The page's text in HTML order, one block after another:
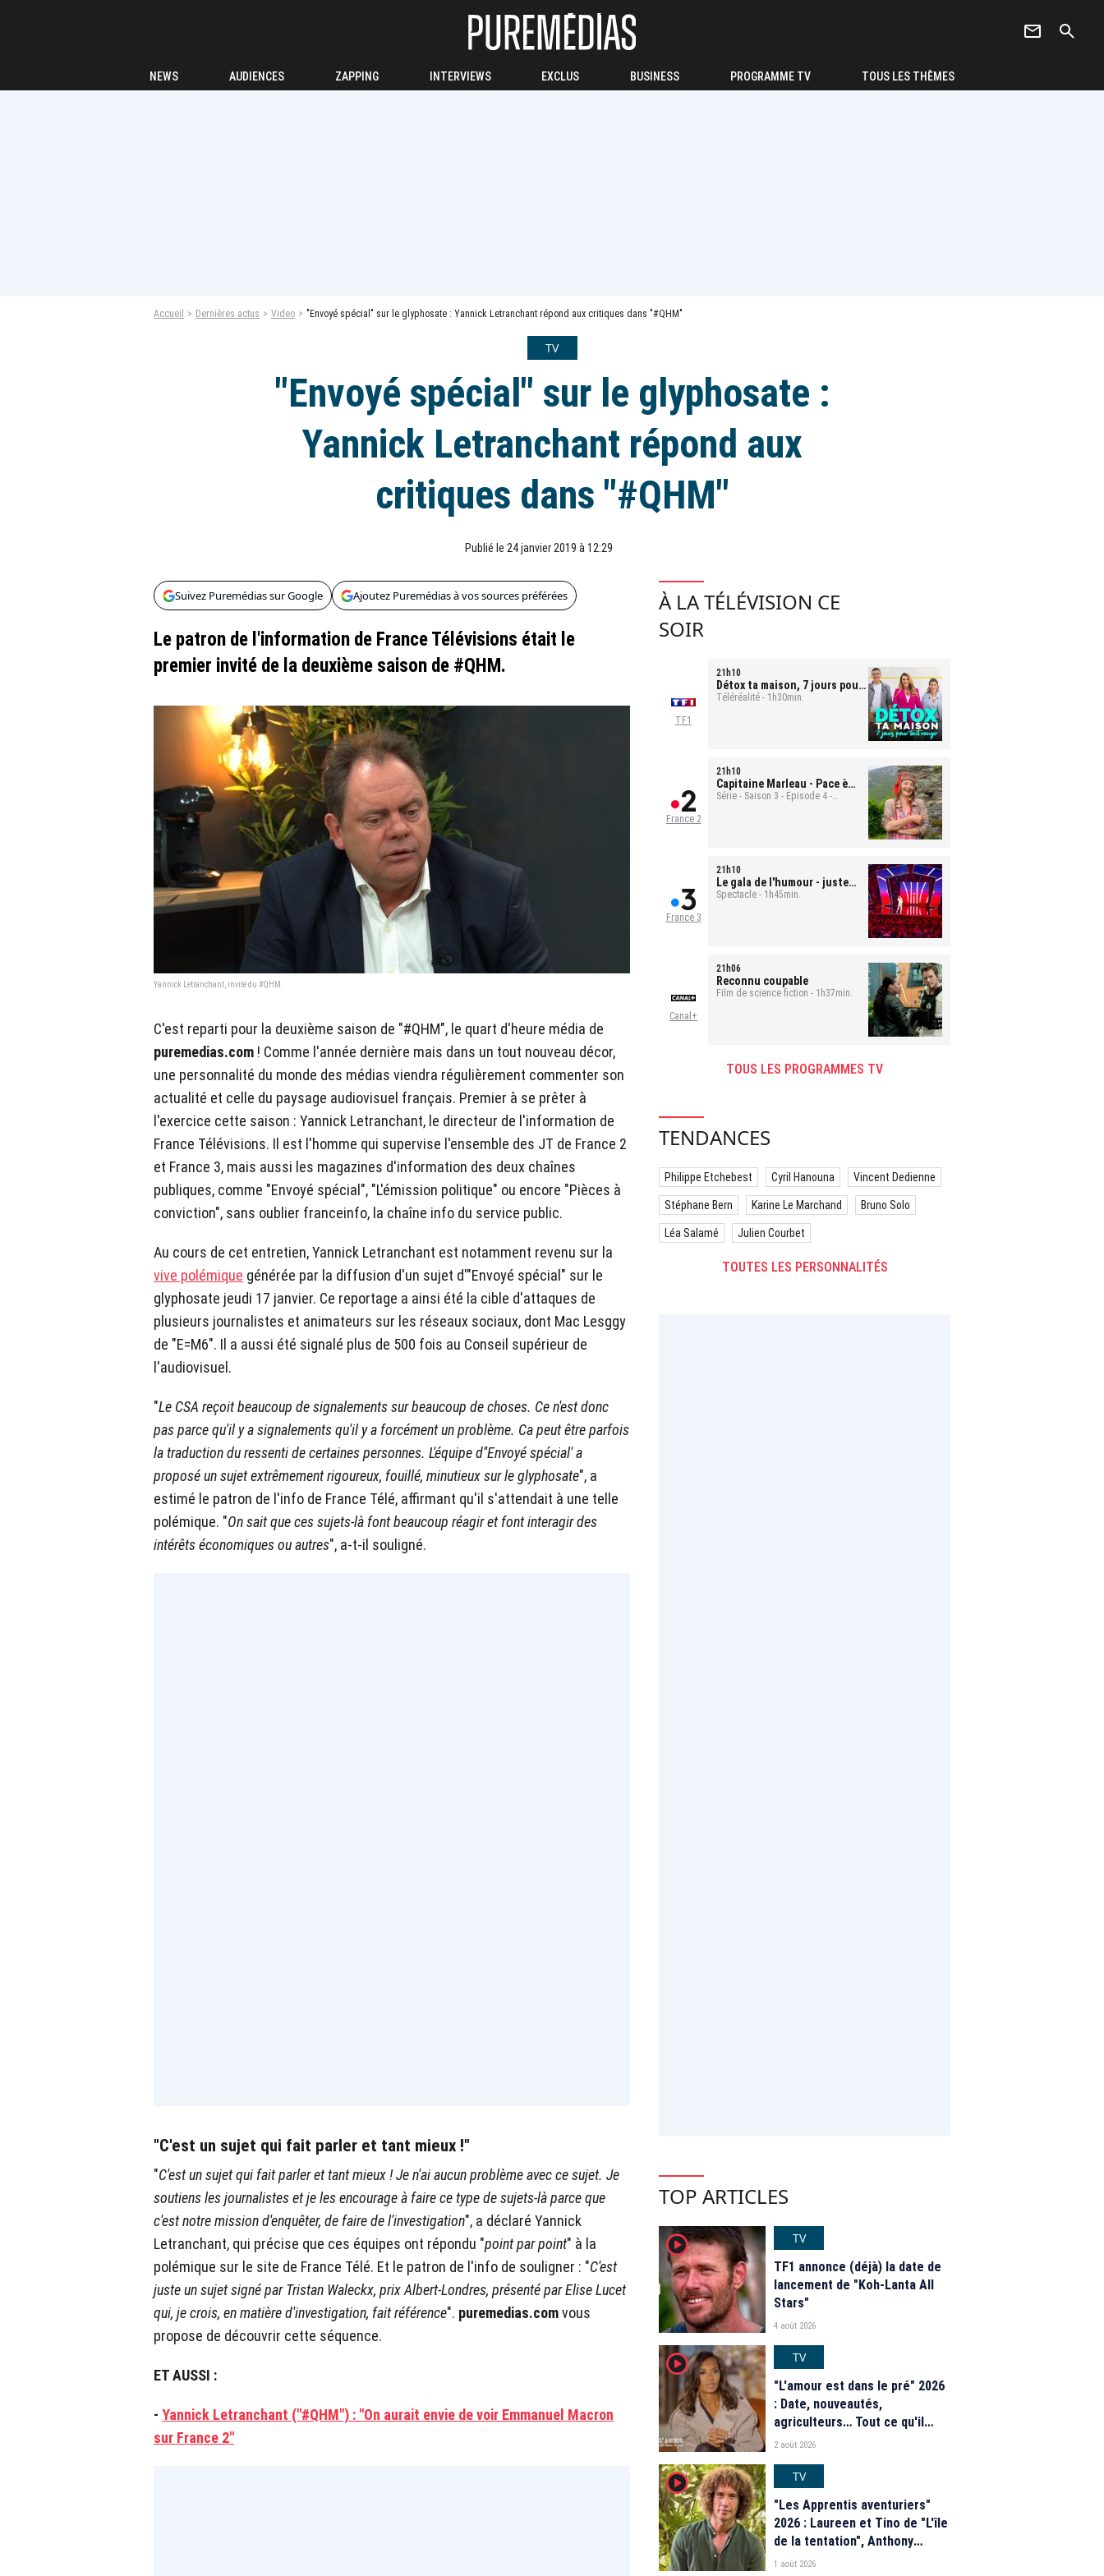
newsletter search
NEWS AUDIENCES ZAPPING INTERVIEWS EXCLUS BUSINESS PROGRAMME TV TOUS LES THÈMES
Accueil Dernières actus Video "Envoyé spécial" sur le glyphosate : Yannick Letranchant répond aux critiques dans "#QHM"
TV
"Envoyé spécial" sur le glyphosate :
Yannick Letranchant répond aux
critiques dans "#QHM"
Publié le 24 janvier 2019 à 12:29
Suivez Puremédias sur Google Ajoutez Puremédias à vos sources préférées
Le patron de l'information de France Télévisions était le
premier invité de la deuxième saison de #QHM.
Yannick Letranchant, invité du #QHM.
C'est reparti pour la deuxième saison de "#QHM", le quart d'heure média de
puremedias.com ! Comme l'année dernière mais dans un tout nouveau décor,
une personnalité du monde des médias viendra régulièrement commenter son
actualité et celle du paysage audiovisuel français. Premier à se prêter à
l'exercice cette saison : Yannick Letranchant, le directeur de l'information de
France Télévisions. Il est l'homme qui supervise l'ensemble des JT de France 2
et France 3, mais aussi les magazines d'information des deux chaînes
publiques, comme "Envoyé spécial", "L'émission politique" ou encore "Pièces à
conviction", sans oublier franceinfo, la chaîne info du service public.
Au cours de cet entretien, Yannick Letranchant est notamment revenu sur la
vive polémique générée par la diffusion d'un sujet d'"Envoyé spécial" sur le
glyphosate jeudi 17 janvier. Ce reportage a ainsi été la cible d'attaques de
plusieurs journalistes et animateurs sur les réseaux sociaux, dont Mac Lesggy
de "E=M6". Il a aussi été signalé plus de 500 fois au Conseil supérieur de
l'audiovisuel.
"Le CSA reçoit beaucoup de signalements sur beaucoup de choses. Ce n'est donc
pas parce qu'il y a signalements qu'il y a forcément un problème. Ca peut être parfois
la traduction du ressenti de certaines personnes. L'équipe d''Envoyé spécial' a
proposé un sujet extrêmement rigoureux, fouillé, minutieux sur le glyphosate", a
estimé le patron de l'info de France Télé, affirmant qu'il s'attendait à une telle
polémique. "On sait que ces sujets-là font beaucoup réagir et font interagir des
intérêts économiques ou autres", a-t-il souligné.
"C'est un sujet qui fait parler et tant mieux !"
"C'est un sujet qui fait parler et tant mieux ! Je n'ai aucun problème avec ce sujet. Je
soutiens les journalistes et je les encourage à faire ce type de sujets-là parce que
c'est notre mission d'enquêter, de faire de l'investigation", a déclaré Yannick
Letranchant, qui précise que ces équipes ont répondu "point par point" à la
polémique sur le site de France Télé. Et le patron de l'info de souligner : "C'est
juste un sujet signé par Tristan Waleckx, prix Albert-Londres, présenté par Elise Lucet
qui, je crois, en matière d'investigation, fait référence". puremedias.comvous
propose de découvrir cette séquence.
ET AUSSI :
- Yannick Letranchant ("#QHM") : "On aurait envie de voir Emmanuel Macron
sur France 2"
À LA TÉLÉVISION CE
SOIR
TF1
21h10
Détox ta maison, 7 jours pour
tout ranger - Mona et Bastien
Téléréalité - 1h30min.
France 2
21h10
Capitaine Marleau - Pace è
salute
Série - Saison 3 - Épisode 4 -
France 3
21h10
Le gala de l'humour - juste
pour rire
Spectacle - 1h45min.
Canal+
21h06
Reconnu coupable
Film de science fiction - 1h37min.
TOUS LES PROGRAMMES TV
TENDANCES
Philippe Etchebest Cyril Hanouna Vincent Dedienne
Stéphane Bern Karine Le Marchand Bruno Solo
Léa Salamé Julien Courbet
TOUTES LES PERSONNALITÉS
TOP ARTICLES
player2
TV
TF1 annonce (déjà) la date de
lancement de "Koh-Lanta All
Stars"
4 août 2026
player2
TV
"L'amour est dans le pré" 2026
: Date, nouveautés,
agriculteurs… Tout ce qu'il
faut savoir sur la saison 21 du
2 août 2026
player2
TV
"Les Apprentis aventuriers"
2026 : Laureen et Tino de "L'île
de la tentation", Anthony
Matéo, Jade Leboeuf... Le
1 août 2026